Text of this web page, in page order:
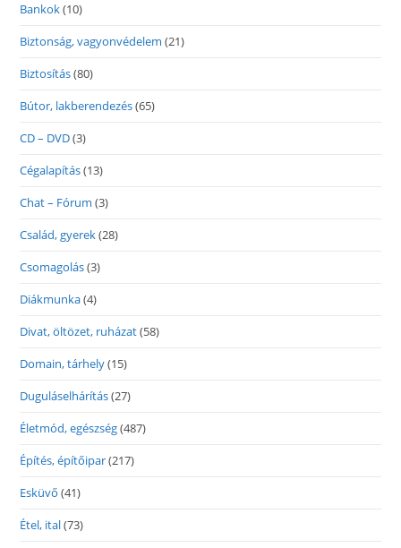
Bankok(10)
Biztonság, vagyonvédelem (21)
Biztosítás(80)
Bútor, lakberendezés(65)
CD – DVD(3)
Cégalapítás(13)
Chat – Fórum (3)
Család, gyerek(28)
Csomagolás(3)
Diákmunka(4)
Divat, öltözet, ruházat(58)
Domain, tárhely(15)
Duguláselhárítás(27)
Életmód, egészség(487)
Építés, építőipar(217)
Esküvő (41)
Étel, ital(73)